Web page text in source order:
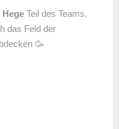
Teil des Teams,
das Feld der
🥳